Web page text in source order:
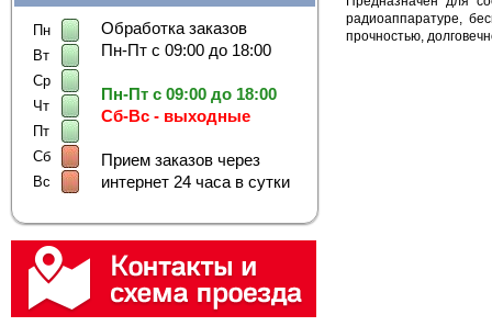
Пн
Вт
Ср
Чт
Пт
Сб
Вс
Обработка заказов
Пн-Пт с 09:00 до 18:00
Пн-Пт с 09:00 до 18:00
Сб-Вс - выходные
Прием заказов через
интернет 24 часа в сутки
радиоаппаратуре,
прочностью,